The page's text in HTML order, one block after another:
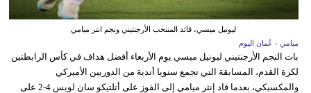
ليونيل ميسي، قائد المنتخب الأرجنتيني ونجم انتر ميامي
ميامي - عُمان اليوم
بات النجم الأرجنتيني ليونيل ميسي يوم الأربعاء أفضل هداف في كأس الرابطتين
لكرة القدم، المسابقة التي تجمع سنويا أندية من الدوريين الأميركي
والمكسيكي، بعدما قاد إنتر ميامي إلى الفوز على أتلتيكو سان لويس 4-2 على